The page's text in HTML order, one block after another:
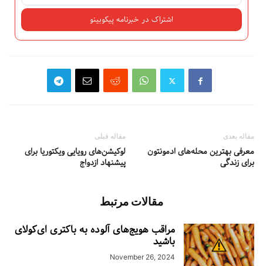
مقاله قبلی
لوکیشن‌های رویایی ویکتوریا برای
پیشنهاد ازدواج
مقاله بعدی
معرفی بهترین محله‌های ادمونتون
برای زندگی
مقالات مرتبط
مراقب هویج‌های آلوده به باکتری ای‌کولای
باشید
November 26, 2024